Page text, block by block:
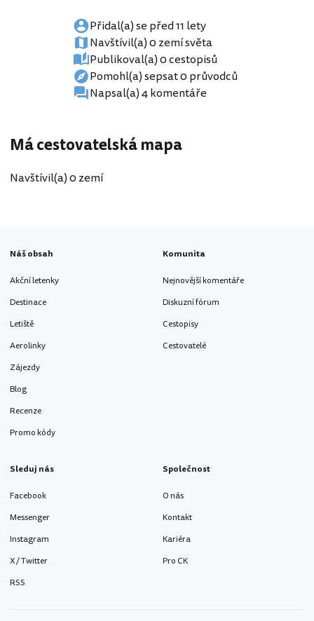
Přidal(a) se před 11 lety
Navštívil(a) 0 zemí světa
Publikoval(a) 0 cestopisů
Pomohl(a) sepsat 0 průvodců
Napsal(a) 4 komentáře
Má cestovatelská mapa
Navštívil(a) 0 zemí
Náš obsah
Akční letenky
Destinace
Letiště
Aerolinky
Zájezdy
Blog
Recenze
Promo kódy
Komunita
Nejnovější komentáře
Diskuzní fórum
Cestopisy
Cestovatelé
Sleduj nás
Facebook
Messenger
Instagram
X / Twitter
RSS
Společnost
O nás
Kontakt
Kariéra
Pro CK